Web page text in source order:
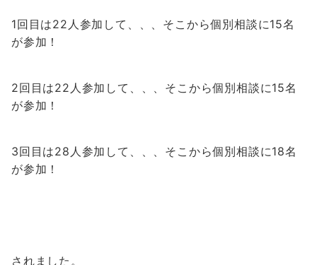
1回目は22人参加して、、、そこから個別相談に15名
が参加！
2回目は22人参加して、、、そこから個別相談に15名
が参加！
3回目は28人参加して、、、そこから個別相談に18名
が参加！
されました。